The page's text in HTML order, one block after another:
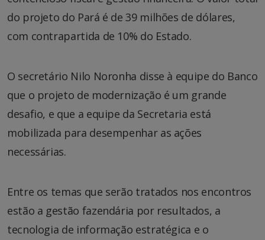
do projeto do Pará é de 39 milhões de dólares,
com contrapartida de 10% do Estado.
O secretário Nilo Noronha disse à equipe do Banco
que o projeto de modernização é um grande
desafio, e que a equipe da Secretaria está
mobilizada para desempenhar as ações
necessárias.
Entre os temas que serão tratados nos encontros
estão a gestão fazendária por resultados, a
tecnologia de informação estratégica e o